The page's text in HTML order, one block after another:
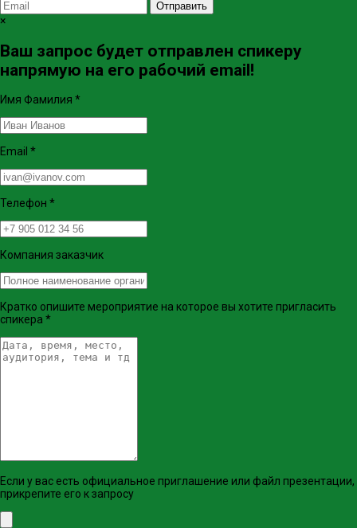
Отправить
×
Ваш запрос будет отправлен спикеру
напрямую на его рабочий email!
Имя Фамилия *
Email *
Телефон *
Компания заказчик
Кратко опишите мероприятие на которое вы хотите пригласить
спикера *
Если у вас есть официальное приглашение или файл презентации,
прикрепите его к запросу